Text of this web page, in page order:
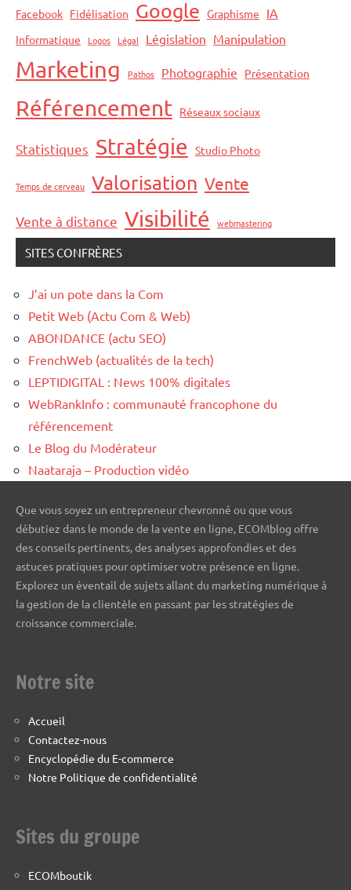
Facebook Fidélisation Google Graphisme IA
Informatique Logos Légal Législation Manipulation
Marketing Pathos Photographie Présentation
Référencement Réseaux sociaux
Statistiques Stratégie Studio Photo
Temps de cerveau Valorisation Vente
Vente à distance Visibilité webmastering
SITES CONFRÈRES
J’ai un pote dans la Com
Petit Web (Actu Com & Web)
ABONDANCE (actu SEO)
FrenchWeb (actualités de la tech)
LEPTIDIGITAL : News 100% digitales
WebRankInfo : communauté francophone du
référencement
Le Blog du Modérateur
Naataraja – Production vidéo
Que vous soyez un entrepreneur chevronné ou que vous
débutiez dans le monde de la vente en ligne, ECOMblog offre
des conseils pertinents, des analyses approfondies et des
astuces pratiques pour optimiser votre présence en ligne.
Explorez un éventail de sujets allant du marketing numérique à
la gestion de la clientèle en passant par les stratégies de
croissance commerciale.
Notre site
Accueil
Contactez-nous
Encyclopédie du E-commerce
Notre Politique de confidentialité
Sites du groupe
ECOMboutik